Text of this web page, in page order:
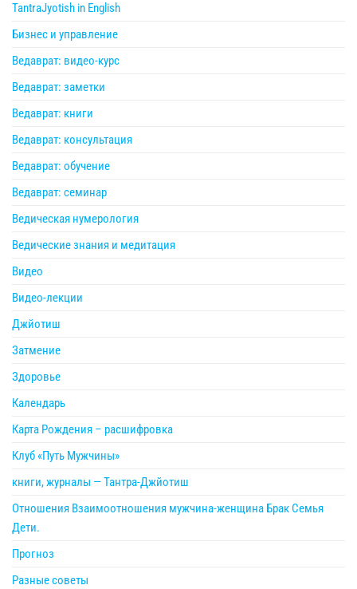
TantraJyotish in English
Бизнес и управление
Ведаврат: видео-курс
Ведаврат: заметки
Ведаврат: книги
Ведаврат: консультация
Ведаврат: обучение
Ведаврат: семинар
Ведическая нумерология
Ведические знания и медитация
Видео
Видео-лекции
Джйотиш
Затмение
Здоровье
Календарь
Карта Рождения – расшифровка
Клуб «Путь Мужчины»
книги, журналы — Тантра-Джйотиш
Отношения Взаимоотношения мужчина-женщина Брак Семья
Дети.
Прогноз
Разные советы